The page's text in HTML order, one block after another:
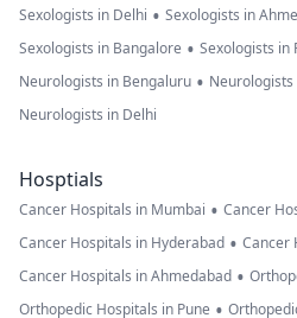
Sexologists in Delhi • Sexologists in
Sexologists in Bangalore • Sexologists in
Neurologists in Bengaluru •
Neurologists in Delhi
Hosptials
Cancer Hospitals in Mumbai • Cancer
Cancer Hospitals in Hyderabad • Cancer
Cancer Hospitals in Ahmedabad •
Orthopedic Hospitals in Pune •